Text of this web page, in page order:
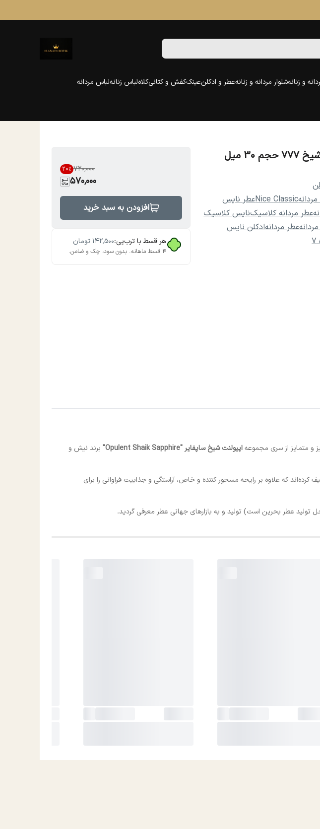
و زنانهشلوار مردانه و زنانهعطر و ادکلنعینککفش و کتانیکلاهلباس زنانهلباس مردانه
30 میل
Nice Classicعطر نایس
عطر مردانه کلاسیکنایس کلاسیک
عطر مردانهادکلن نایس
۷۲۰٬۰۰۰ 20%
570,000
افزودن به سبد خرید
هر قسط با ترب‌پی:۱۴۲٬۵۰۰تومان
۴ قسط ماهانه. بدون سود، چک و ضامن.
و متمایز از سری مجموعهاپیولنت شیخ ساپفایر "Opulent Shaik Sapphire"
برند نیش و
واقعی عطر، شیخ کلاسیک شماره 77 مردانه را عطری توصیف کرده‌اند که علاوه بر رایحه مسحور کننده و خاص، آراستگی و جذابیت فراوانی را برای